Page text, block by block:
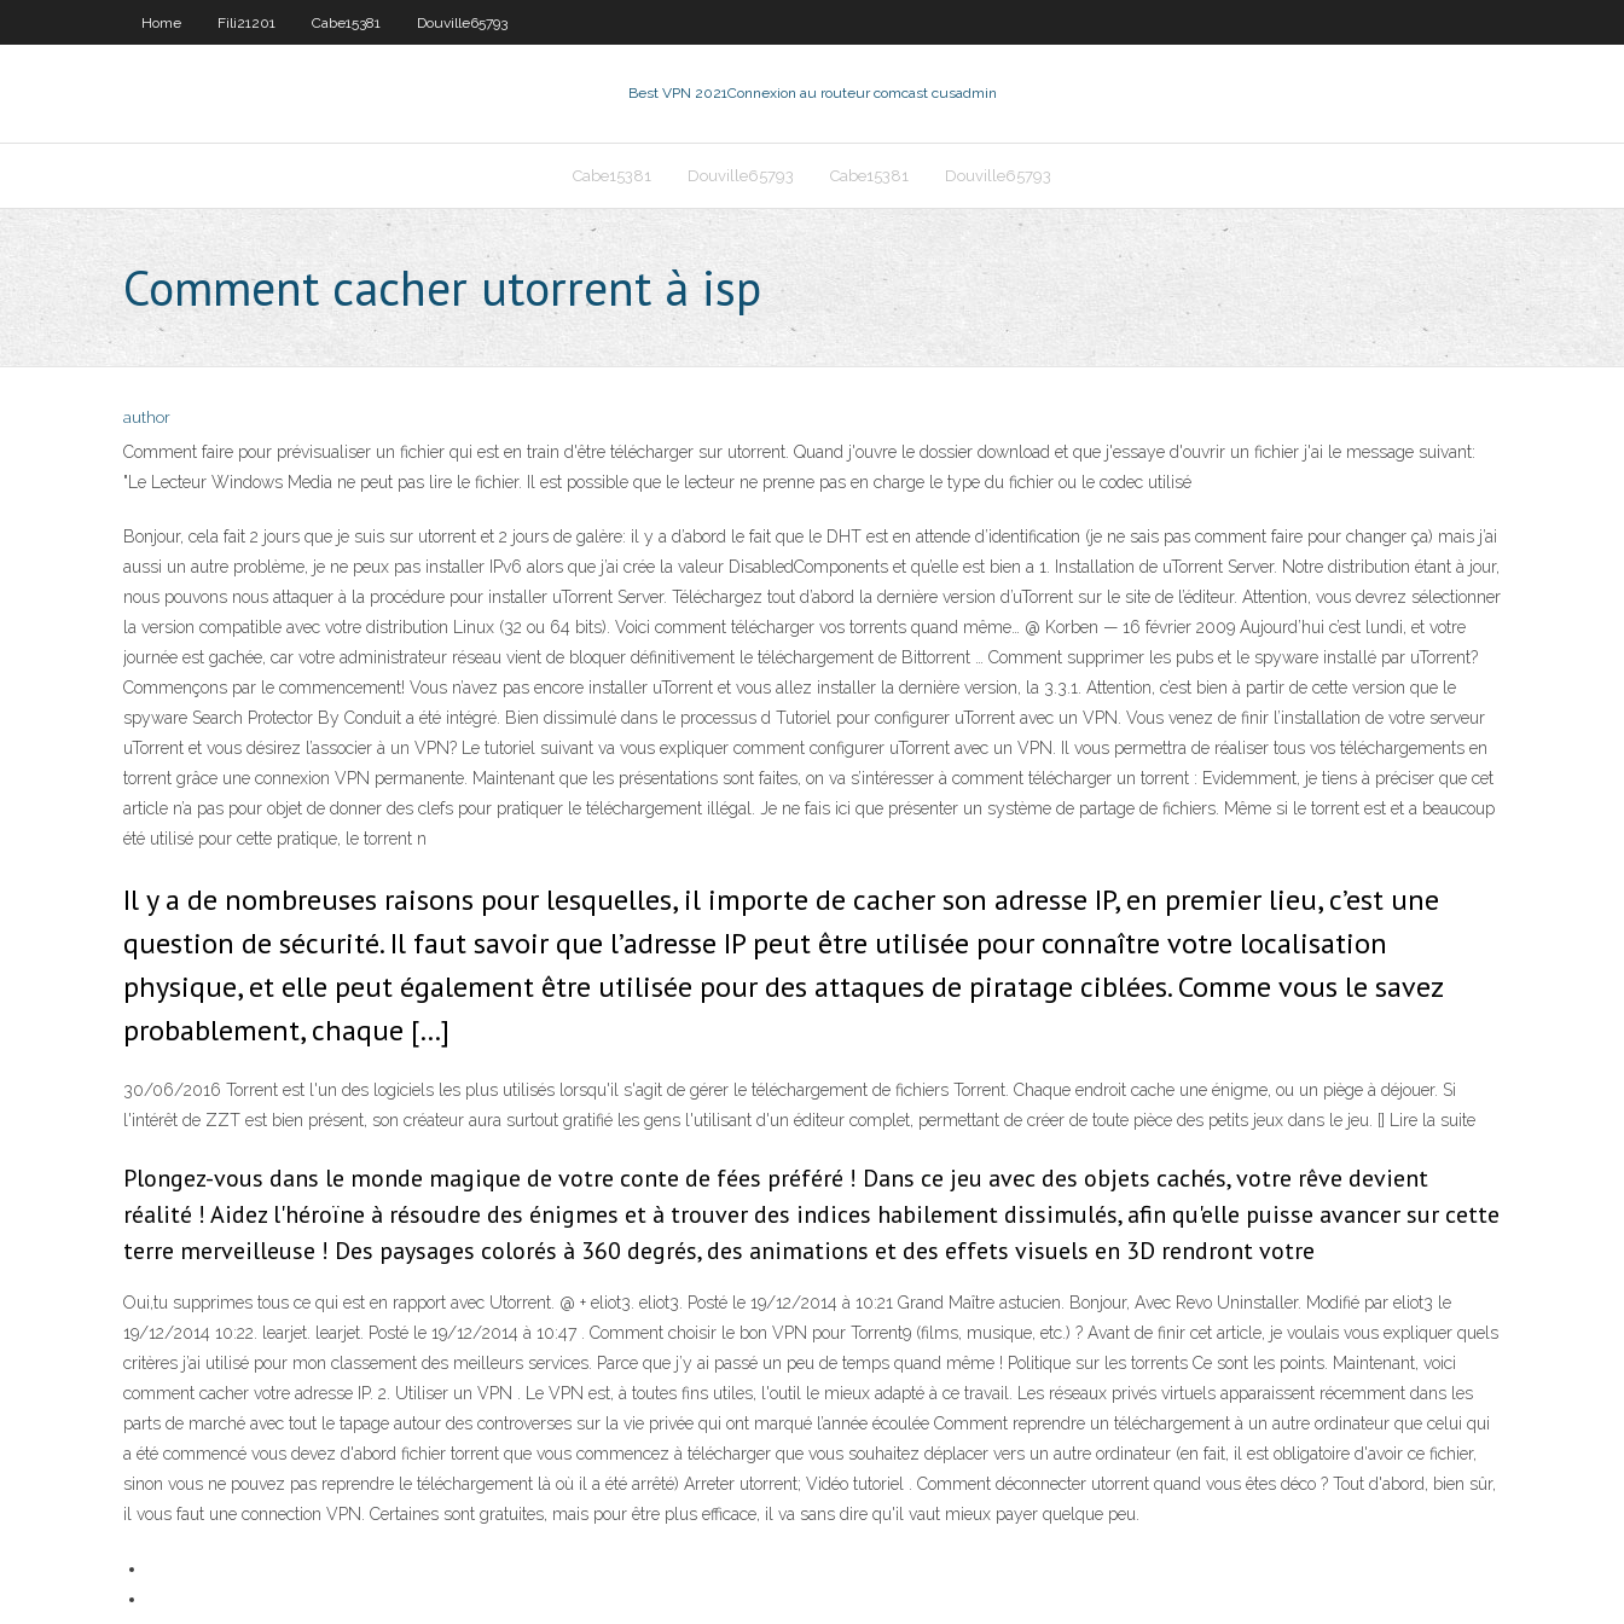
Home Fili21201 Cabe15381 Douville65793
Best VPN 2021Connexion au routeur comcast cusadmin
Cabe15381 Douville65793 Cabe15381 Douville65793
Comment cacher utorrent à isp
author
Comment faire pour prévisualiser un fichier qui est en train d'être télécharger sur utorrent. Quand j'ouvre le dossier download et que j'essaye d'ouvrir un fichier j'ai le message suivant:
"Le Lecteur Windows Media ne peut pas lire le fichier. Il est possible que le lecteur ne prenne pas en charge le type du fichier ou le codec utilisé
Bonjour, cela fait 2 jours que je suis sur utorrent et 2 jours de galère: il y a d’abord le fait que le DHT est en attende d’identification (je ne sais pas comment faire pour changer ça) mais j’ai
aussi un autre problème, je ne peux pas installer IPv6 alors que j’ai crée la valeur DisabledComponents et qu’elle est bien a 1. Installation de uTorrent Server. Notre distribution étant à jour,
nous pouvons nous attaquer à la procédure pour installer uTorrent Server. Téléchargez tout d’abord la dernière version d’uTorrent sur le site de l’éditeur. Attention, vous devrez sélectionner
la version compatible avec votre distribution Linux (32 ou 64 bits). Voici comment télécharger vos torrents quand même… @ Korben — 16 février 2009 Aujourd’hui c’est lundi, et votre
journée est gachée, car votre administrateur réseau vient de bloquer définitivement le téléchargement de Bittorrent … Comment supprimer les pubs et le spyware installé par uTorrent?
Commençons par le commencement! Vous n’avez pas encore installer uTorrent et vous allez installer la dernière version, la 3.3.1. Attention, c’est bien à partir de cette version que le
spyware Search Protector By Conduit a été intégré. Bien dissimulé dans le processus d Tutoriel pour configurer uTorrent avec un VPN. Vous venez de finir l’installation de votre serveur
uTorrent et vous désirez l’associer à un VPN? Le tutoriel suivant va vous expliquer comment configurer uTorrent avec un VPN. Il vous permettra de réaliser tous vos téléchargements en
torrent grâce une connexion VPN permanente. Maintenant que les présentations sont faites, on va s’intéresser à comment télécharger un torrent : Evidemment, je tiens à préciser que cet
article n’a pas pour objet de donner des clefs pour pratiquer le téléchargement illégal. Je ne fais ici que présenter un système de partage de fichiers. Même si le torrent est et a beaucoup
été utilisé pour cette pratique, le torrent n
Il y a de nombreuses raisons pour lesquelles, il importe de cacher son adresse IP, en premier lieu, c’est une
question de sécurité. Il faut savoir que l’adresse IP peut être utilisée pour connaître votre localisation
physique, et elle peut également être utilisée pour des attaques de piratage ciblées. Comme vous le savez
probablement, chaque […]
30/06/2016 Torrent est l'un des logiciels les plus utilisés lorsqu'il s'agit de gérer le téléchargement de fichiers Torrent. Chaque endroit cache une énigme, ou un piège à déjouer. Si
l'intérêt de ZZT est bien présent, son créateur aura surtout gratifié les gens l'utilisant d'un éditeur complet, permettant de créer de toute pièce des petits jeux dans le jeu. [] Lire la suite
Plongez-vous dans le monde magique de votre conte de fées préféré ! Dans ce jeu avec des objets cachés, votre rêve devient
réalité ! Aidez l'héroïne à résoudre des énigmes et à trouver des indices habilement dissimulés, afin qu'elle puisse avancer sur cette
terre merveilleuse ! Des paysages colorés à 360 degrés, des animations et des effets visuels en 3D rendront votre
Oui,tu supprimes tous ce qui est en rapport avec Utorrent. @ + eliot3. eliot3. Posté le 19/12/2014 à 10:21 Grand Maître astucien. Bonjour, Avec Revo Uninstaller. Modifié par eliot3 le
19/12/2014 10:22. learjet. learjet. Posté le 19/12/2014 à 10:47 . Comment choisir le bon VPN pour Torrent9 (films, musique, etc.) ? Avant de finir cet article, je voulais vous expliquer quels
critères j’ai utilisé pour mon classement des meilleurs services. Parce que j’y ai passé un peu de temps quand même ! Politique sur les torrents Ce sont les points. Maintenant, voici
comment cacher votre adresse IP. 2. Utiliser un VPN . Le VPN est, à toutes fins utiles, l'outil le mieux adapté à ce travail. Les réseaux privés virtuels apparaissent récemment dans les
parts de marché avec tout le tapage autour des controverses sur la vie privée qui ont marqué l’année écoulée Comment reprendre un téléchargement à un autre ordinateur que celui qui
a été commencé vous devez d'abord fichier torrent que vous commencez à télécharger que vous souhaitez déplacer vers un autre ordinateur (en fait, il est obligatoire d'avoir ce fichier,
sinon vous ne pouvez pas reprendre le téléchargement là où il a été arrêté) Arreter utorrent; Vidéo tutoriel . Comment déconnecter utorrent quand vous êtes déco ? Tout d'abord, bien sûr,
il vous faut une connection VPN. Certaines sont gratuites, mais pour être plus efficace, il va sans dire qu'il vaut mieux payer quelque peu.